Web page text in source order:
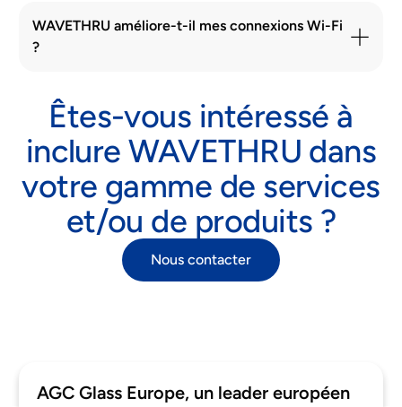
WAVETHRU améliore-t-il mes connexions Wi-Fi
?
Êtes-vous intéressé à
inclure WAVETHRU dans
votre gamme de services
et/ou de produits ?
Nous contacter
AGC Glass Europe, un leader européen